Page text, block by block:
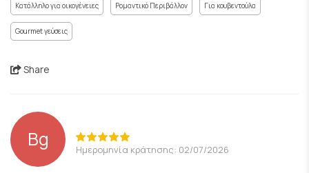
Κατάλληλο για οικογένειες Ρομαντικό Περιβάλλον Για κουβεντούλα
Gourmet γεύσεις
Share
Bg Ημερομηνία κράτησης: 02/07/2026